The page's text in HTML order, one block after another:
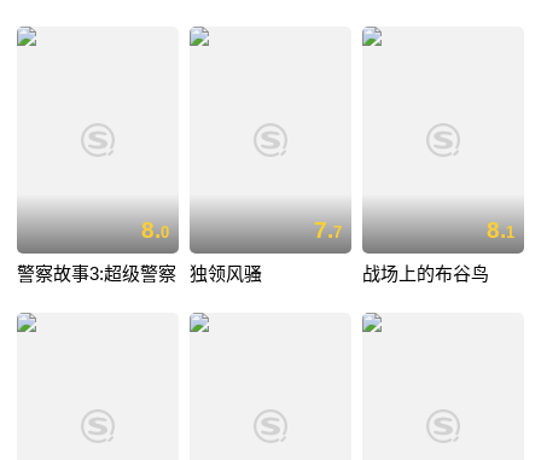
8.0
警察故事3:超级警察
7.7
独领风骚
8.1
战场上的布谷鸟